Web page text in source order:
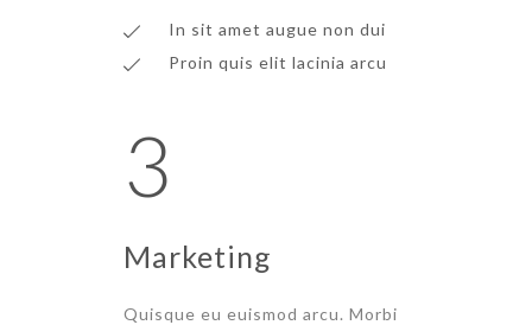
In sit amet augue non dui
Proin quis elit lacinia arcu
3
Marketing
Quisque eu euismod arcu. Morbi